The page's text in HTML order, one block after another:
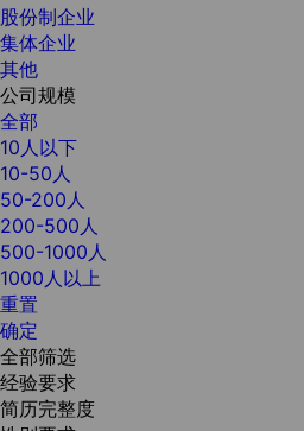
股份制企业
集体企业
其他
公司规模
全部
10人以下
10-50人
50-200人
200-500人
500-1000人
1000人以上
重置
确定
全部筛选
经验要求
简历完整度